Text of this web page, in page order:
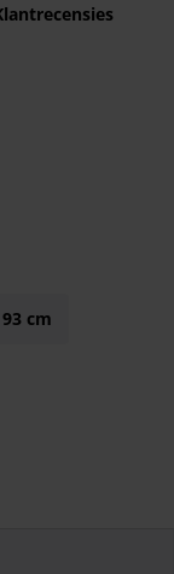
93 cm